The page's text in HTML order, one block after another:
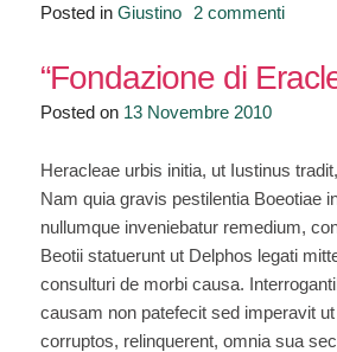
Posted in Giustino 2 commentisu
di
“Fondazione di
Posted on 13 Novembre 2010
Heracleae urbis initia, ut Iustinus
Nam quia gravis pestilentia Boeotiae
nullumque inveniebatur remedium,
Beotii statuerunt ut Delphos legati
consulturi de morbi causa.
causam non patefecit sed imperavit
corruptos, relinquerent, omnia sua